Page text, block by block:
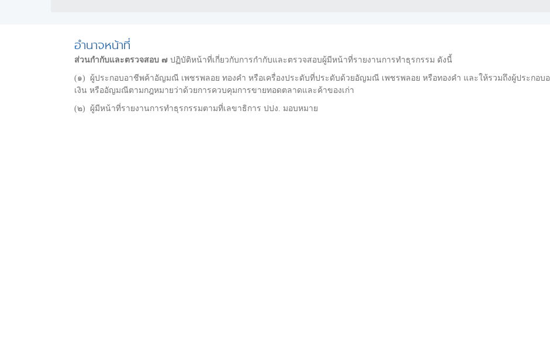
อำนาจหน้าที่
ส่วนกำกับและตรวจสอบ ๗ ปฏิบัติหน้าที่เกี่ยวกับการกำกับและตรวจสอบผู้มีหน้าที่รายงานการทำธุรกรรม ดังนี้
(๑) ผู้ประกอบอาชีพค้าอัญมณี เพชรพลอย ทองคำ หรือเครื่องประดับที่ประดับด้วยอัญมณี เพชรพลอย หรือทองคำ และให้รวมถึงผู้ประกอบ
เงิน หรืออัญมณีตามกฎหมายว่าด้วยการควบคุมการขายทอดตลาดและค้าของเก่า
(๒) ผู้มีหน้าที่รายงานการทำธุรกรรมตามที่เลขาธิการ ปปง. มอบหมาย